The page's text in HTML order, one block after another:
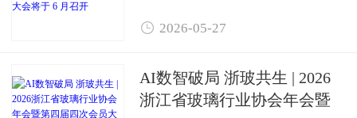
 2026-05-27
AI数智破局 浙玻共生 | 2026
浙江省玻璃行业协会年会暨